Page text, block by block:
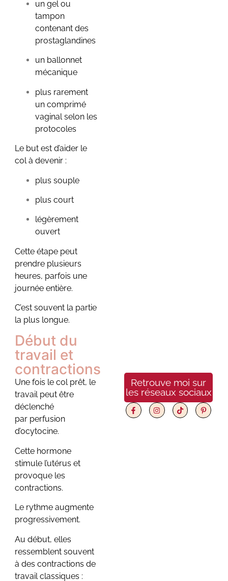
un gel ou
tampon
contenant des
prostaglandines
un ballonnet
mécanique
plus rarement
un comprimé
vaginal selon les
protocoles
Le but est d’aider le
col à devenir :
plus souple
plus court
légèrement
ouvert
Cette étape peut
prendre plusieurs
heures, parfois une
journée entière.
C’est souvent la partie
la plus longue.
Début du
travail et
contractions
Une fois le col prêt, le
travail peut être
déclenché
par perfusion
d’ocytocine.
Cette hormone
stimule l’utérus et
provoque les
contractions.
Le rythme augmente
progressivement.
Au début, elles
ressemblent souvent
à des contractions de
travail classiques :
Retrouve moi sur
les réseaux sociaux